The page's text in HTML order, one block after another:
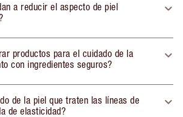
a reducir el aspecto de piel
productos para el cuidado de la
con ingredientes seguros?
de la piel que traten las líneas de
de elasticidad?